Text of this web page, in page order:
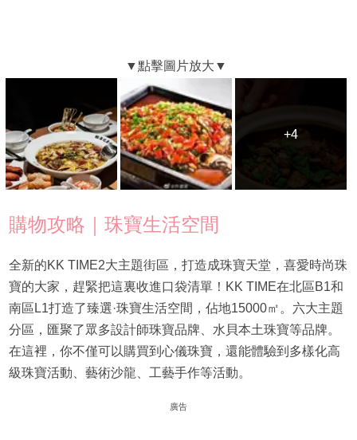
+4
+4
購物攻略｜珠寶生活空間
全新的KK TIME2大主題街區，打造成珠寶天堂，喜愛時尚珠
寶的大家，趕緊把這裏收進口袋清單！KK TIME在北區B1和
南區L1打造了臻選·珠寶生活空間，佔地15000㎡。六大主題
分區，匯聚了眾多設計師珠寶品牌、水貝本土珠寶等品牌。
在這裡，你不僅可以購買到心儀珠寶，還能體驗到多樣化高
級珠寶活動、藝術沙龍、工藝手作等活動。
廣告